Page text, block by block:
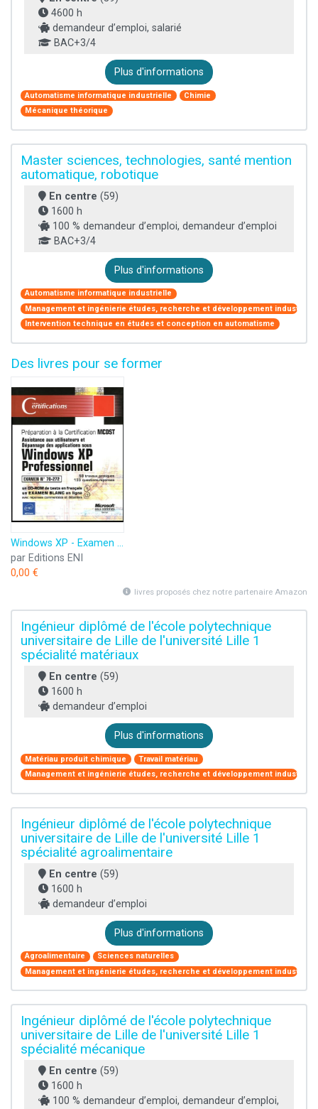
4600 h
demandeur d’emploi, salarié
BAC+3/4
Plus d'informations
Automatisme informatique industrielle
Chimie
Mécanique théorique
Master sciences, technologies, santé mention
automatique, robotique
En centre (59)
1600 h
100 % demandeur d’emploi, demandeur d’emploi
BAC+3/4
Plus d'informations
Automatisme informatique industrielle
Management et ingénierie études, recherche et développement industriel
Intervention technique en études et conception en automatisme
Des livres pour se former
Windows XP - Examen 70-272 - Assistance aux utilisateurs - Dépannage des applications
par Editions ENI
0,00 €
livres proposés chez notre partenaire Amazon
Ingénieur diplômé de l'école polytechnique
universitaire de Lille de l'université Lille 1
spécialité matériaux
En centre (59)
1600 h
demandeur d’emploi
Plus d'informations
Matériau produit chimique
Travail matériau
Management et ingénierie études, recherche et développement industriel
Ingénieur diplômé de l'école polytechnique
universitaire de Lille de l'université Lille 1
spécialité agroalimentaire
En centre (59)
1600 h
demandeur d’emploi
Plus d'informations
Agroalimentaire
Sciences naturelles
Management et ingénierie études, recherche et développement industriel
Ingénieur diplômé de l'école polytechnique
universitaire de Lille de l'université Lille 1
spécialité mécanique
En centre (59)
1600 h
100 % demandeur d’emploi, demandeur d’emploi,